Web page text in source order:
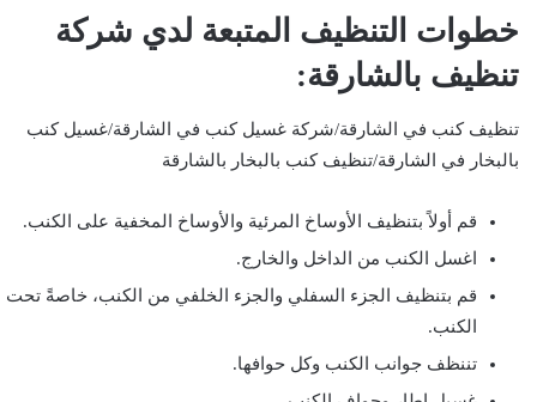
خطوات التنظيف المتبعة لدي شركة
تنظيف بالشارقة:
تنظيف كنب في الشارقة/شركة غسيل كنب في الشارقة/غسيل كنب
بالبخار في الشارقة/تنظيف كنب بالبخار بالشارقة
قم أولاً بتنظيف الأوساخ المرئية والأوساخ المخفية على الكنب.
اغسل الكنب من الداخل والخارج.
قم بتنظيف الجزء السفلي والجزء الخلفي من الكنب، خاصةً تحت
الكنب.
تننظف جوانب الكنب وكل حوافها.